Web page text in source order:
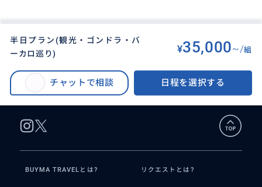
半日プラン(観光・ゴンドラ・バ
ーカロ巡り)
¥35,000~/組
チャットで相談 日程を選択する
半日プラン(観光・ゴンドラ・バーカロ巡り)
BUYMA TRAVELとは? リクエストとは?